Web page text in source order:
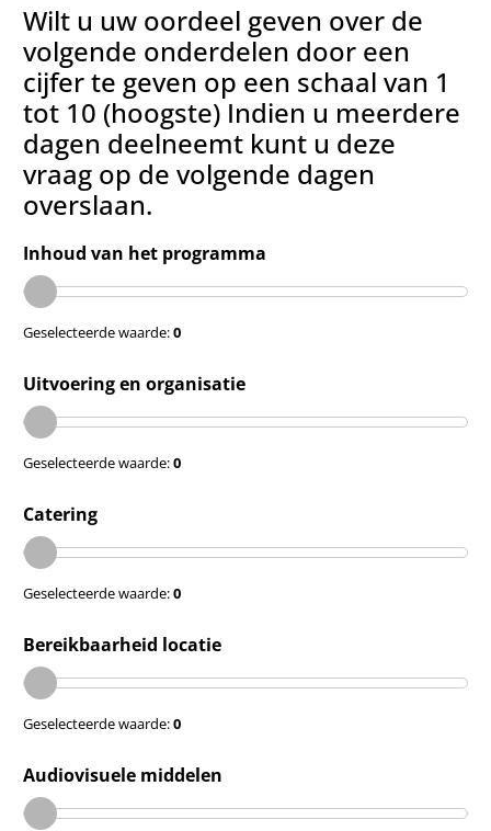
Wilt u uw oordeel geven over de
volgende onderdelen door een
cijfer te geven op een schaal van 1
tot 10 (hoogste) Indien u meerdere
dagen deelneemt kunt u deze
vraag op de volgende dagen
overslaan.
Inhoud van het programma
Geselecteerde waarde:0
Uitvoering en organisatie
Geselecteerde waarde:0
Catering
Geselecteerde waarde:0
Bereikbaarheid locatie
Geselecteerde waarde:0
Audiovisuele middelen